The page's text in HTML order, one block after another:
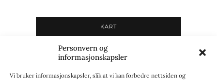
Personvern og
informasjonskapsler
Vi bruker informasjonskapsler, slik at vi kan forbedre nettsiden og
KART
Du må godta informasjonskapsler i
"Markedsføring"-kategorien for å kunne se kart.
Seinnstillinger for informasjonskapslerfor å gi